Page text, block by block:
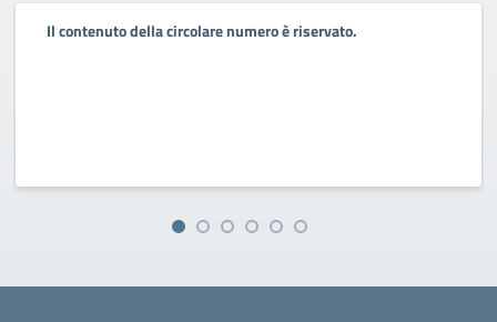
Il contenuto della circolare numero è riservato.